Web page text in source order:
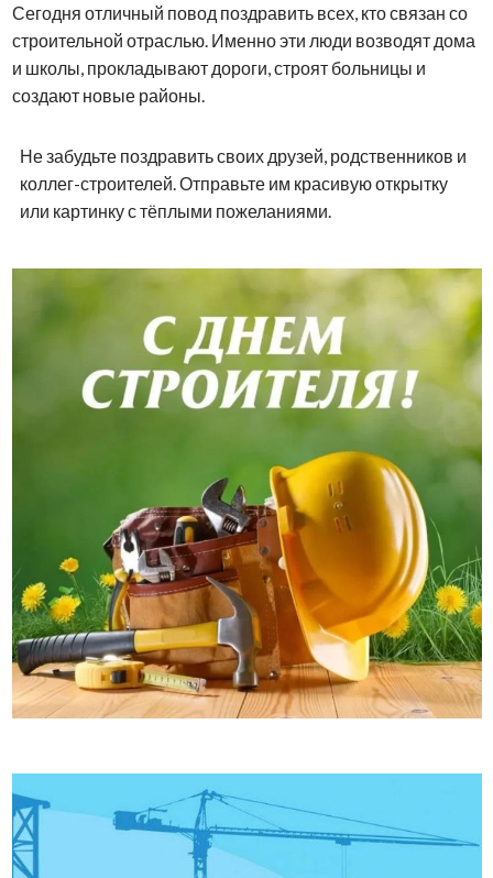
Сегодня отличный повод поздравить всех, кто связан со
строительной отраслью. Именно эти люди возводят дома
и школы, прокладывают дороги, строят больницы и
создают новые районы.
Не забудьте поздравить своих друзей, родственников и
коллег-строителей. Отправьте им красивую открытку
или картинку с тёплыми пожеланиями.